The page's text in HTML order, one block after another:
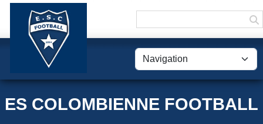
ES COLOMBIENNE FOOTBALL